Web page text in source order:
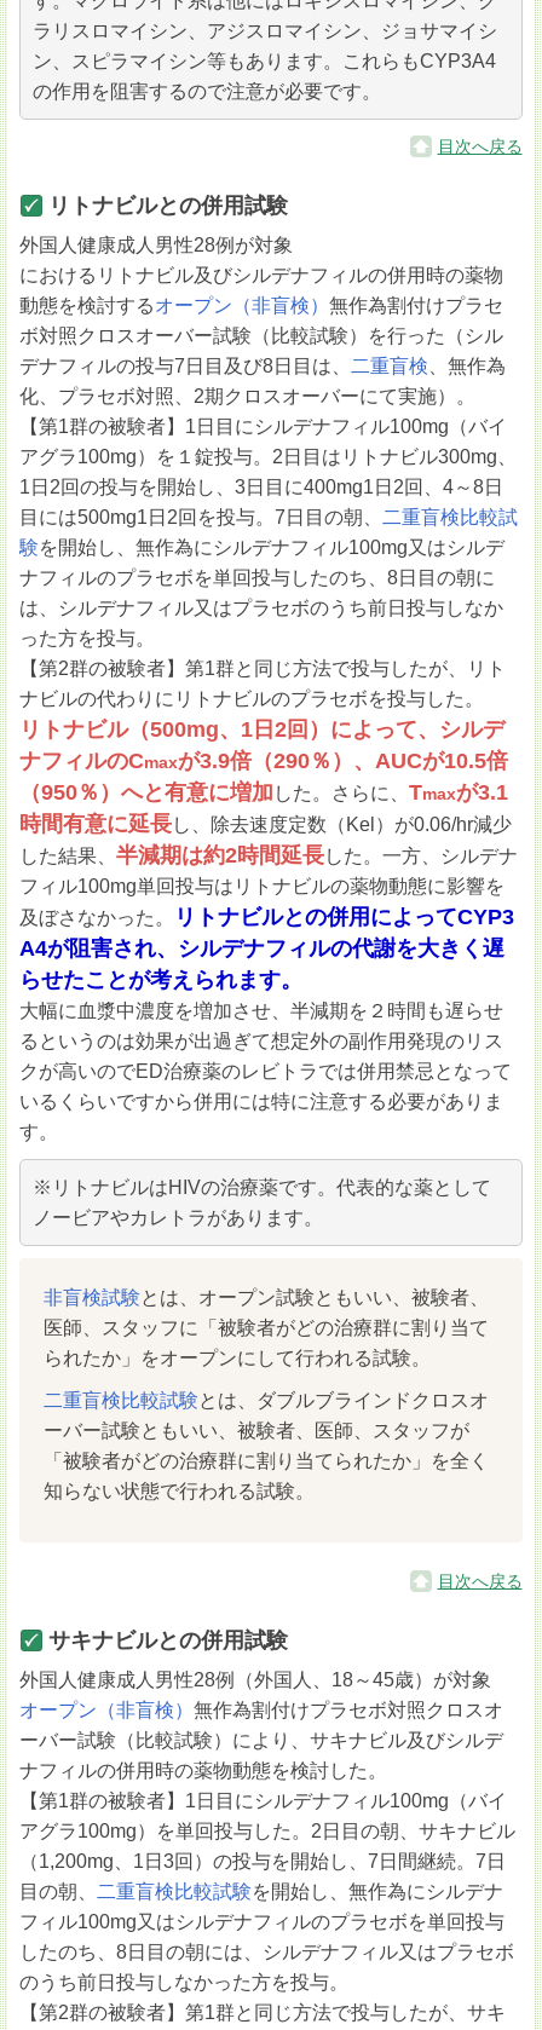
ラリスロマイシン、アジスロマイシン、ジョサマイシ
ン、スピラマイシン等もあります。これらもCYP3A4
の作用を阻害するので注意が必要です。
目次へ戻る
リトナビルとの併用試験
外国人健康成人男性28例が対象
におけるリトナビル及びシルデナフィルの併用時の薬物
動態を検討するオープン（非盲検）無作為割付けプラセ
ボ対照クロスオーバー試験（比較試験）を行った（シル
デナフィルの投与7日目及び8日目は、 二重盲検 、無作為
化、プラセボ対照、2期クロスオーバーにて実施）。
【第1群の被験者】1日目にシルデナフィル100mg（バイ
アグラ100mg）を１錠投与。2日目はリトナビル300mg、
1日2回の投与を開始し、3日目に400mg1日2回、4～8日
目には500mg1日2回を投与。7日目の朝、 二重盲検比較試
験を開始し、無作為にシルデナフィル100mg又はシルデ
ナフィルのプラセボを単回投与したのち、8日目の朝に
は、シルデナフィル又はプラセボのうち前日投与しなか
った方を投与。
【第2群の被験者】第1群と同じ方法で投与したが、リト
ナビルの代わりにリトナビルのプラセボを投与した。
リトナビル（500mg、1日2回）によって、シルデ
ナフィルのCmaxが3.9倍（290％）、AUCが10.5倍
（950％）へと有意に増加 した。さらに、Tmaxが3.1
時間有意に延長し、除去速度定数（Kel）が0.06/hr減少
した結果、半減期は約2時間延長した。一方、シルデナ
フィル100mg単回投与はリトナビルの薬物動態に影響を
及ぼさなかった。
リトナビルとの併用によってCYP3
A4が阻害され、シルデナフィルの代謝を大きく遅
らせたことが考えられます。
大幅に血漿中濃度を増加させ、半減期を２時間も遅らせ
るというのは効果が出過ぎて想定外の副作用発現のリス
クが高いのでED治療薬のレビトラでは併用禁忌となって
いるくらいですから併用には特に注意する必要がありま
す。
※リトナビルはHIVの治療薬です。代表的な薬として
ノービアやカレトラがあります。
非盲検試験とは、オープン試験ともいい、被験者、
医師、スタッフに「被験者がどの治療群に割り当て
られたか」をオープンにして行われる試験。
二重盲検比較試験とは、ダブルブラインドクロスオ
ーバー試験ともいい、被験者、医師、スタッフが
「被験者がどの治療群に割り当てられたか」を全く
知らない状態で行われる試験。
目次へ戻る
サキナビルとの併用試験
外国人健康成人男性28例（外国人、18～45歳）が対象
オープン（非盲検）無作為割付けプラセボ対照クロスオ
ーバー試験（比較試験）により、サキナビル及びシルデ
ナフィルの併用時の薬物動態を検討した。
【第1群の被験者】1日目にシルデナフィル100mg（バイ
アグラ100mg）を単回投与した。2日目の朝、サキナビル
（1,200mg、1日3回）の投与を開始し、7日間継続。7日
目の朝、 二重盲検比較試験を開始し、無作為にシルデナ
フィル100mg又はシルデナフィルのプラセボを単回投与
したのち、8日目の朝には、シルデナフィル又はプラセボ
のうち前日投与しなかった方を投与。
【第2群の被験者】第1群と同じ方法で投与したが、サキ